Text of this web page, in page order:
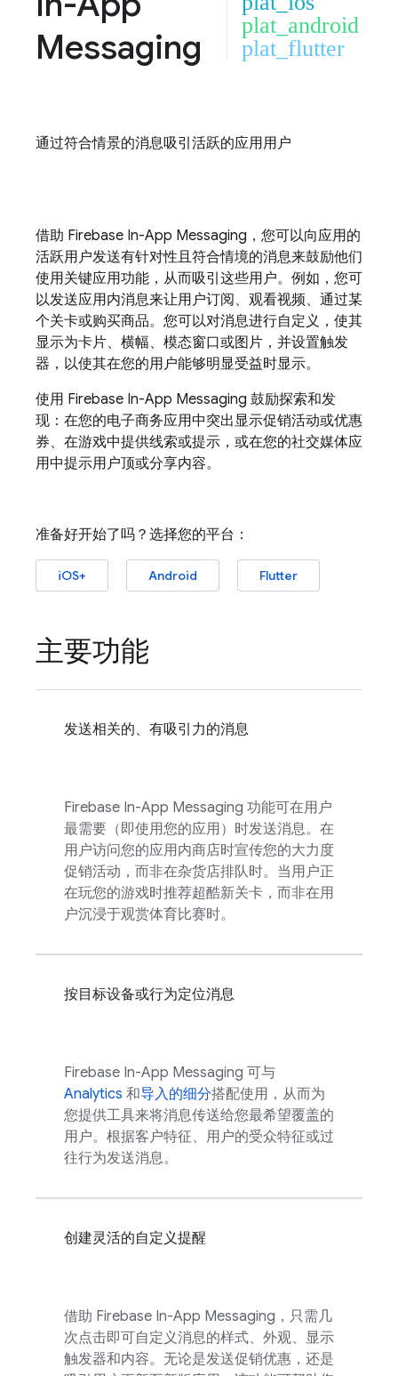
Messaging
plat_android
plat_flutter
通过符合情景的消息吸引活跃的应用用户
借助 Firebase In-App Messaging ，您可以向应用的
活跃用户发送有针对性且符合情境的消息来鼓励他们
使用关键应用功能，从而吸引这些用户。例如，您可
以发送应用内消息来让用户订阅、观看视频、通过某
个关卡或购买商品。您可以对消息进行自定义，使其
显示为卡片、横幅、模态窗口或图片，并设置触发
器，以使其在您的用户能够明显受益时显示。
使用 Firebase In-App Messaging 鼓励探索和发
现：在您的电子商务应用中突出显示促销活动或优惠
券、在游戏中提供线索或提示，或在您的社交媒体应
用中提示用户顶或分享内容。
准备好开始了吗？选择您的平台：
iOS+ Android Flutter
主要功能
发送相关的、有吸引力的消息
Firebase In-App Messaging 功能可在用户
最需要（即使用您的应用）时发送消息。在
用户访问您的应用内商店时宣传您的大力度
促销活动，而非在杂货店排队时。当用户正
在玩您的游戏时推荐超酷新关卡，而非在用
户沉浸于观赏体育比赛时。
按目标设备或行为定位消息
Firebase In-App Messaging 可与
Analytics 和导入的细分搭配使用，从而为
您提供工具来将消息传送给您最希望覆盖的
用户。根据客户特征、用户的受众特征或过
往行为发送消息。
创建灵活的自定义提醒
借助 Firebase In-App Messaging ，只需几
次点击即可自定义消息的样式、外观、显示
触发器和内容。无论是发送促销优惠，还是